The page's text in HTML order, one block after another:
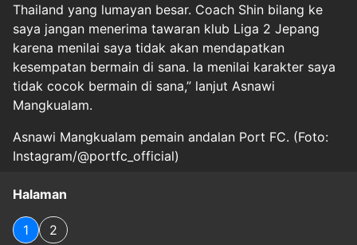
Thailand yang lumayan besar. Coach Shin bilang ke
saya jangan menerima tawaran klub Liga 2 Jepang
karena menilai saya tidak akan mendapatkan
kesempatan bermain di sana. Ia menilai karakter saya
tidak cocok bermain di sana,” lanjut Asnawi
Mangkualam.
Asnawi Mangkualam pemain andalan Port FC. (Foto:
Instagram/@portfc_official)
Halaman
1 2